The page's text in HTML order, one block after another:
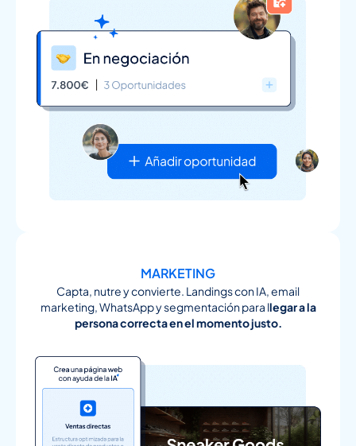
MARKETING
Capta, nutre y convierte. Landings con IA, email
marketing, WhatsApp y segmentación para llegar a la
persona correcta en el momento justo.